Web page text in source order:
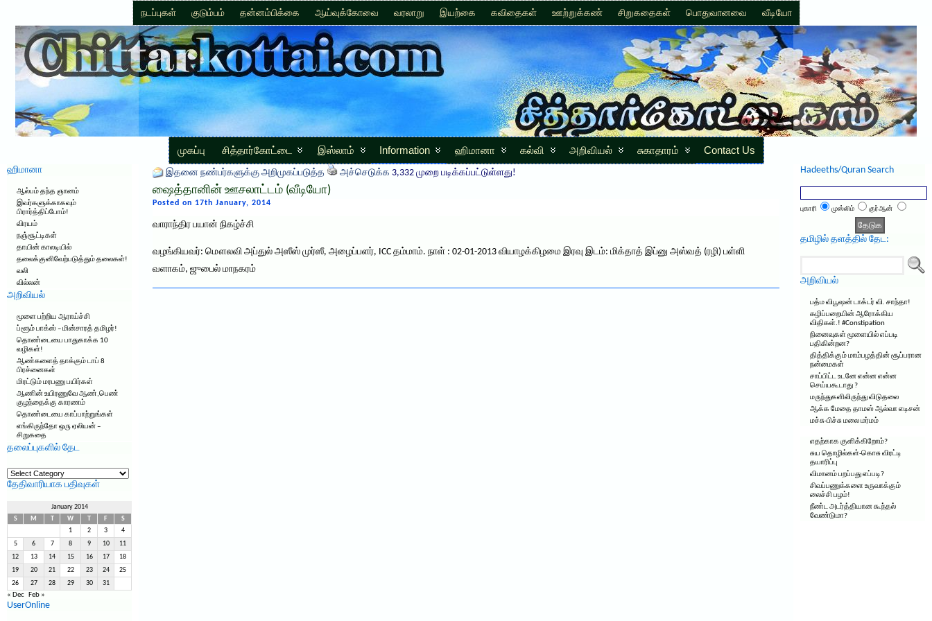
நடப்புகள் குடும்பம் தன்னம்பிக்கை ஆய்வுக்கோவை வரலாறு இயற்கை கவிதைகள் ஊற்றுக்கண் சிறுகதைகள் பொதுவானவை வீடியோ
முகப்பு சித்தார்கோட்டை இஸ்லாம் Information ஹிமானா கல்வி அறிவியல் சுகாதாரம் Contact Us
ஹிமானா
ஆல்பம் தந்த ஞானம்
இவர்களுக்காகவும்
பிரார்த்திப்போம்!
விரயம்
நஞ்சூட்டிகள்
தாயின் காலடியில்
தலைக்குனிவேற்படுத்தும் தலைகள்!
வலி
வில்லன்
அறிவியல்
மூளை பற்றிய ஆராய்ச்சி
ப்ளூம் பாக்ஸ் – மின்சாரத் தமிழர்!
தொண்டையை பாதுகாக்க 10
வழிகள்!
ஆண்களைத் தாக்கும் டாப் 8
பிரச்னைகள்
மிரட்டும் மரபணு பயிர்கள்
ஆணின் உயிரணுவே ஆண்,பெண்
குழந்தைக்கு காரணம்
தொண்டையை காப்பாற்றுங்கள்
எங்கிருந்தோ ஒரு ஏலியன் –
சிறுகதை
தலைப்புகளில் தேட
தலைப்புகளில்
தேட
தேதிவாரியாக பதிவுகள்
January 2014
S
M W F
S
1
2 3 4
5 6 7 8 9 10 11
12 13 14 15 16 17 18
19 20 21 22 23 24 25
26 27 28 29 30 31
« Dec Feb »
UserOnline
இதனை நண்பர்களுக்கு அறிமுகப்படுத்த அச்செடுக்க 3,332 முறை படிக்கப்பட்டுள்ளது!
ஷைத்தானின் ஊசலாட்டம் (வீடியோ)
Posted on 17th January, 2014
வாராந்திர பயான் நிகழ்ச்சி
வழங்கியவர்: மௌலவி அப்துல் அஸீஸ் முர்ஸீ, அழைப்பளர், ICC தம்மாம். நாள் : 02-01-2013 வியாழக்கிழமை இரவு இடம்: மிக்தாத் இப்னு அஸ்வத் (ரழி) பள்ளி
வளாகம், ஜுபைல் மாநகரம்
Hadeeths/Quran Search
புகாரி முஸ்லிம் குர்ஆன்
தமிழில் தளத்தில் தேட:
அறிவியல்
பத்ம விபூஷன் டாக்டர் வி. சாந்தா!
கழிப்பறையின் ஆரோக்கிய
விதிகள்.! #Constipation
நினைவுகள் மூளையில் எப்படி
பதிகின்றன?
தித்திக்கும் மாம்பழத்தின் சூப்பரான
நன்மைகள்
சாப்பிட்ட உடனே என்ன என்ன
செய்யகூடாது ?
மருந்துகளிலிருந்து விடுதலை
ஆக்க மேதை தாமஸ் ஆல்வா எடிசன்
மச்சு-பிச்சு மலை மர்மம்
எதற்காக குளிக்கிறோம்?
சுய தொழில்கள்-கொசு விரட்டி
தயாரிப்பு
விமானம் பறப்பது எப்படி?
சிவப்பணுக்களை உருவாக்கும்
லைச்சி பழம்!
நீண்ட அடர்த்தியான கூந்தல்
வேண்டுமா?